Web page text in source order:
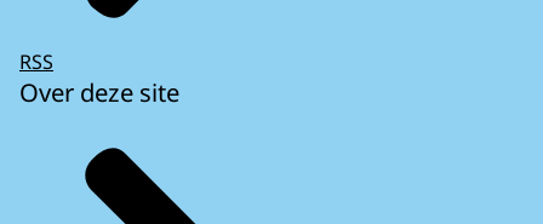
RSS
Over deze site